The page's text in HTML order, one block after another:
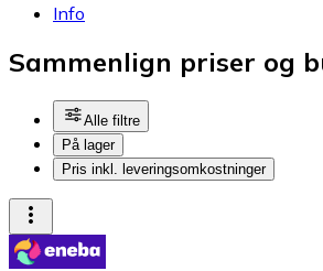
Info
Sammenlign priser og
Alle filtre
På lager
Pris inkl. leveringsomkostninger